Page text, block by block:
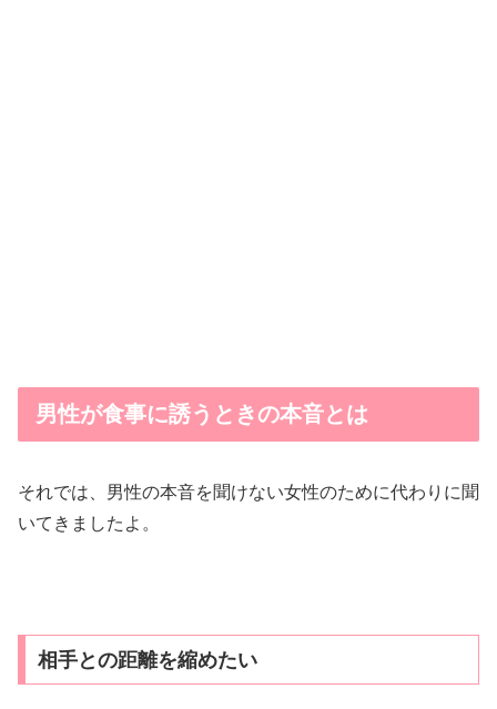
男性が食事に誘うときの本音とは
それでは、男性の本音を聞けない女性のために代わりに聞
いてきましたよ。
相手との距離を縮めたい